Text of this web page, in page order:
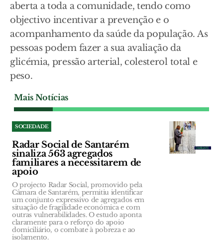
aberta a toda a comunidade, tendo como
objectivo incentivar a prevenção e o
acompanhamento da saúde da população. As
pessoas podem fazer a sua avaliação da
glicémia, pressão arterial, colesterol total e
peso.
Mais Notícias
SOCIEDADE
Radar Social de Santarém
sinaliza 563 agregados
familiares a necessitarem de
apoio
O projecto Radar Social, promovido pela
Câmara de Santarém, permitiu identificar
um conjunto expressivo de agregados em
situação de fragilidade económica e com
outras vulnerabilidades. O estudo aponta
claramente para o reforço do apoio
domiciliário, o combate à pobreza e ao
isolamento.